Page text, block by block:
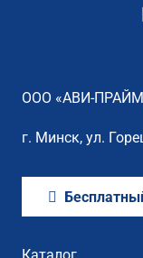
ООО «АВИ-
г. Минск, ул.